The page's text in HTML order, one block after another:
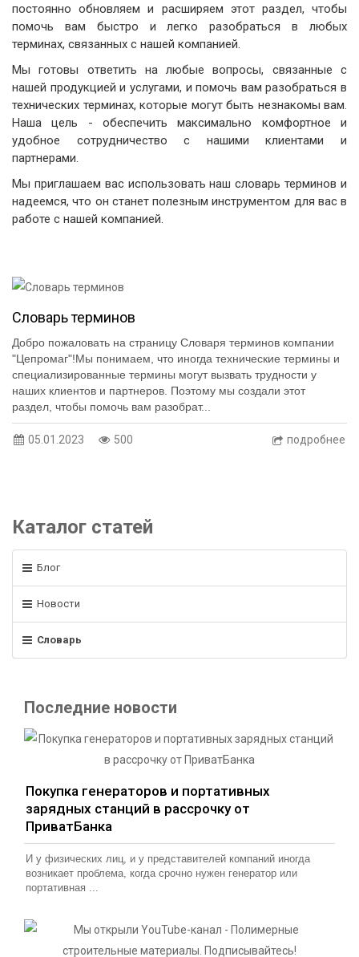
постоянно обновляем и расширяем этот раздел, чтобы
помочь вам быстро и легко разобраться в любых
терминах, связанных с нашей компанией.
Мы готовы ответить на любые вопросы, связанные с
нашей продукцией и услугами, и помочь вам разобраться в
технических терминах, которые могут быть незнакомы вам.
Наша цель - обеспечить максимально комфортное и
удобное сотрудничество с нашими клиентами и
партнерами.
Мы приглашаем вас использовать наш словарь терминов и
надеемся, что он станет полезным инструментом для вас в
работе с нашей компанией.
Словарь терминов
Добро пожаловать на страницу Словаря терминов компании
"Цепромаг"!Мы понимаем, что иногда технические термины и
специализированные термины могут вызвать трудности у
наших клиентов и партнеров. Поэтому мы создали этот
раздел, чтобы помочь вам разобрат...
05.01.2023 500 подробнее
Каталог статей
Блог
Новости
Словарь
Последние новости
Покупка генераторов и портативных
зарядных станций в рассрочку от
ПриватБанка
И у физических лиц, и у представителей компаний иногда
возникает проблема, когда срочно нужен генератор или
портативная ...